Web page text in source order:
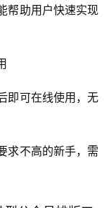
帮助用户快速实现
即可在线使用，无
求不高的新手，需